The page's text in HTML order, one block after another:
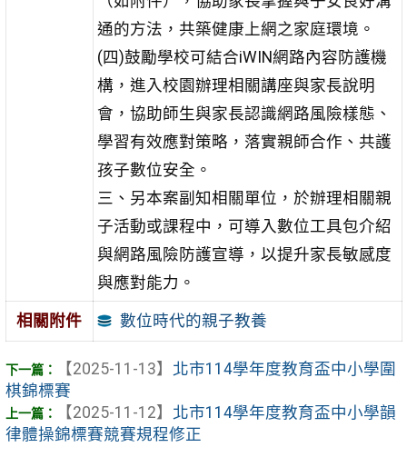
通的方法，共築健康上網之家庭環境。
(四)鼓勵學校可結合iWIN網路內容防護機
構，進入校園辦理相關講座與家長說明
會，協助師生與家長認識網路風險樣態、
學習有效應對策略，落實親師合作、共護
孩子數位安全。
三、另本案副知相關單位，於辦理相關親
子活動或課程中，可導入數位工具包介紹
與網路風險防護宣導，以提升家長敏感度
與應對能力。
相關附件 數位時代的親子教養
【2025-11-13】 北市114學年度教育盃中小學圍
棋錦標賽
【2025-11-12】 北市114學年度教育盃中小學韻
律體操錦標賽競賽規程修正